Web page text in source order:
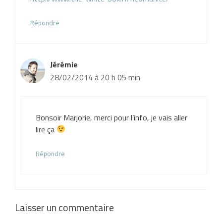
Répondre
Jérémie
28/02/2014 à 20 h 05 min
Bonsoir Marjorie, merci pour l’info, je vais aller
lire ça
Répondre
Laisser un commentaire